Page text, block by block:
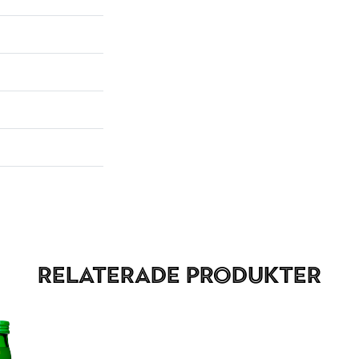
Relaterade produkter